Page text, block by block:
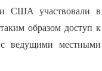
США участвовали в
образом доступ к
ведущими местными